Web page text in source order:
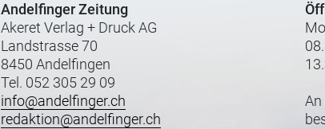
Andelfinger Zeitung
Akeret Verlag + Druck AG
Landstrasse 70
8450 Andelfingen
Tel. 052 305 29 09
info@andelfinger.ch
redaktion@andelfinger.ch
An